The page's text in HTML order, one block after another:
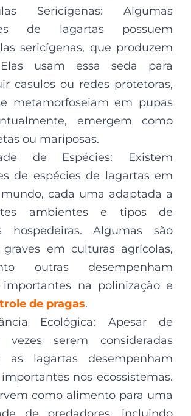
Sericígenas: Algumas
de lagartas possuem
sericígenas, que produzem
usam essa seda para
casulos ou redes protetoras,
metamorfoseiam em pupas
emergem como
ou mariposas.
de Espécies: Existem
de espécies de lagartas em
cada uma adaptada a
ambientes e tipos de
hospedeiras. Algumas são
graves em culturas agrícolas,
outras desempenham
importantes na polinização e
de pragas.
Ecológica: Apesar de
vezes serem consideradas
as lagartas desempenham
nos ecossistemas.
como alimento para uma